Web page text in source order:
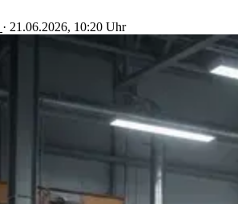
· 21.06.2026, 10:20 Uhr